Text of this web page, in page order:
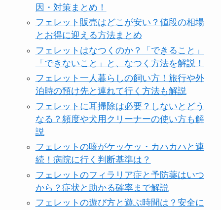
因・対策まとめ！
フェレット販売はどこが安い？値段の相場
とお得に迎える方法まとめ
フェレットはなつくのか？「できること」
「できないこと」と、なつく方法を解説！
フェレット一人暮らしの飼い方！旅行や外
泊時の預け先と連れて行く方法も解説
フェレットに耳掃除は必要？しないとどう
なる？頻度や犬用クリーナーの使い方も解
説
フェレットの咳がケッケッ・カハカハと連
続！病院に行く判断基準は？
フェレットのフィラリア症と予防薬はいつ
から？症状と助かる確率まで解説
フェレットの遊び方と遊ぶ時間は？安全に